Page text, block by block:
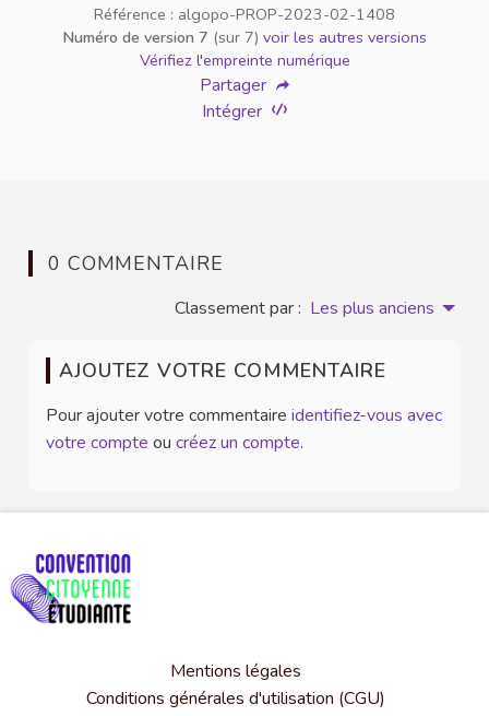
Référence : algopo-PROP-2023-02-1408
Numéro de version 7 (sur 7) voir les autres versions
Vérifiez l'empreinte numérique
Partager
Intégrer
0 COMMENTAIRE
Classement par : Les plus anciens
AJOUTEZ VOTRE COMMENTAIRE
Pour ajouter votre commentaire identifiez-vous avec
votre compte ou créez un compte.
Mentions légales
Conditions générales d'utilisation (CGU)